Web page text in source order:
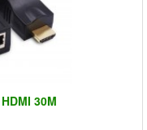
30M